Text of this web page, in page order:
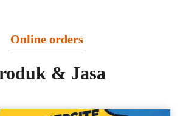
Online orders
& Jasa